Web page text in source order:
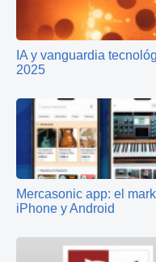
IA y vanguardia
2025
Mercasonic app: el
iPhone y Android